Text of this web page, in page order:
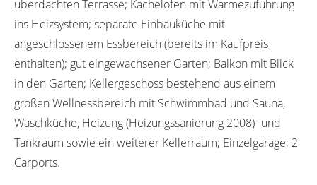
überdachten Terrasse; Kachelofen mit Wärmezuführung
ins Heizsystem; separate Einbauküche mit
angeschlossenem Essbereich (bereits im Kaufpreis
enthalten); gut eingewachsener Garten; Balkon mit Blick
in den Garten; Kellergeschoss bestehend aus einem
großen Wellnessbereich mit Schwimmbad und Sauna,
Waschküche, Heizung (Heizungssanierung 2008)- und
Tankraum sowie ein weiterer Kellerraum; Einzelgarage; 2
Carports.